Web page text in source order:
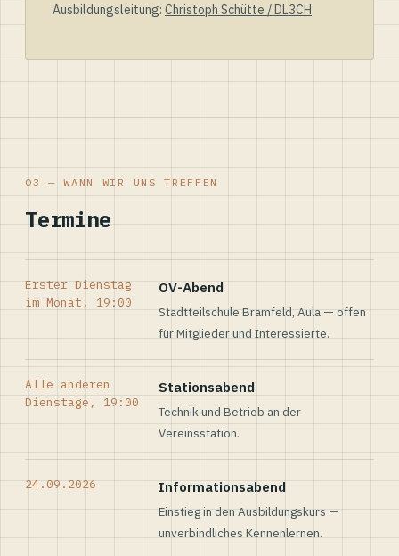
Ausbildungsleitung: Christoph Schütte / DL3CH
03 — WANN WIR UNS TREFFEN
Termine
Erster Dienstag
im Monat, 19:00
OV-Abend
Stadtteilschule Bramfeld, Aula — offen
für Mitglieder und Interessierte.
Alle anderen
Dienstage, 19:00
Stationsabend
Technik und Betrieb an der
Vereinsstation.
24.09.2026 Informationsabend
Einstieg in den Ausbildungskurs —
unverbindliches Kennenlernen.